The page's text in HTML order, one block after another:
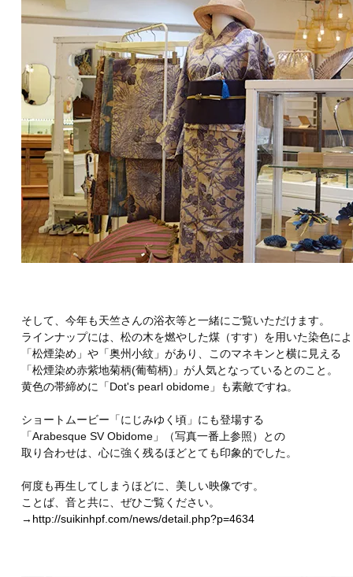
そして、今年も天竺さんの浴衣等と一緒にご覧いただけます。
ラインナップには、松の木を燃やした煤（すす）を用いた染色に
「松煙染め」や「奥州小紋」があり、このマネキンと横に見える
「松煙染め赤紫地菊柄(葡萄柄)」が人気となっているとのこと。
黄色の帯締めに「Dot's pearl obidome」も素敵ですね。
ショートムービー「にじみゆく頃」にも登場する
「Arabesque SV Obidome」（写真一番上参照）との
取り合わせは、心に強く残るほどとても印象的でした。
何度も再生してしまうほどに、美しい映像です。
ことば、音と共に、ぜひご覧ください。
→ http://suikinhpf.com/news/detail.php?p=4634